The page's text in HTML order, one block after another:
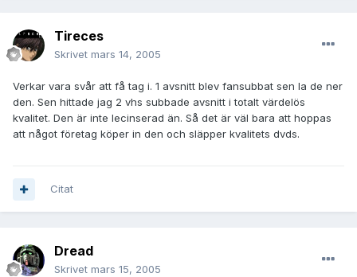
Tireces
Skrivet mars 14, 2005
Verkar vara svår att få tag i. 1 avsnitt blev fansubbat sen la de ner
den. Sen hittade jag 2 vhs subbade avsnitt i totalt värdelös
kvalitet. Den är inte lecinserad än. Så det är väl bara att hoppas
att något företag köper in den och släpper kvalitets dvds.
Citat
Dread
Skrivet mars 15, 2005